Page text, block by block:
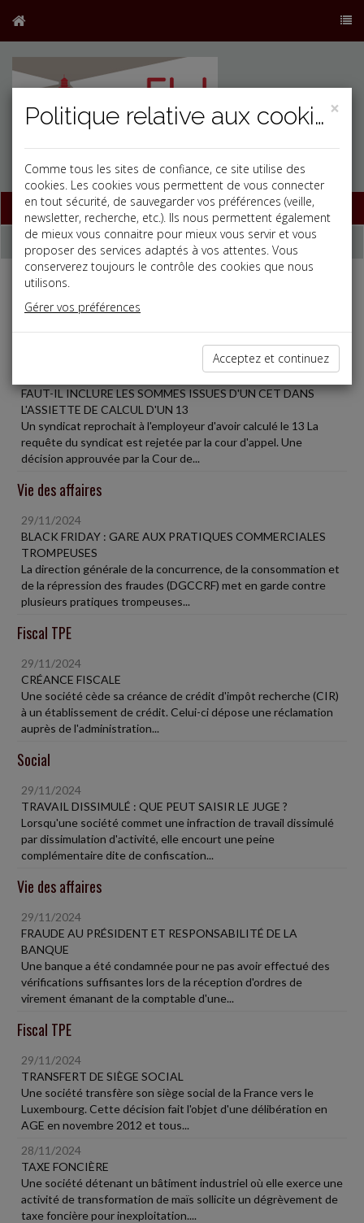
Base documentaire
Dépêches
Liste des dernières dépêches
FAUT-IL INCLURE LES SOMMES ISSUES D'UN CET DANS
L'ASSIETTE DE CALCUL D'UN 13
Un syndicat reprochait à l'employeur d'avoir calculé le 13 La
requête du syndicat est rejetée par la cour d'appel. Une
décision approuvée par la Cour de...
Vie des affaires
29/11/2024
BLACK FRIDAY : GARE AUX PRATIQUES COMMERCIALES
TROMPEUSES
La direction générale de la concurrence, de la consommation et
de la répression des fraudes (DGCCRF) met en garde contre
plusieurs pratiques trompeuses...
Fiscal TPE
29/11/2024
CRÉANCE FISCALE
Une société cède sa créance de crédit d'impôt recherche (CIR)
à un établissement de crédit. Celui-ci dépose une réclamation
auprès de l'administration...
Social
29/11/2024
TRAVAIL DISSIMULÉ : QUE PEUT SAISIR LE JUGE ?
Lorsqu'une société commet une infraction de travail dissimulé
par dissimulation d'activité, elle encourt une peine
complémentaire dite de confiscation...
Vie des affaires
29/11/2024
FRAUDE AU PRÉSIDENT ET RESPONSABILITÉ DE LA
BANQUE
Une banque a été condamnée pour ne pas avoir effectué des
vérifications suffisantes lors de la réception d'ordres de
virement émanant de la comptable d'une...
Fiscal TPE
29/11/2024
TRANSFERT DE SIÈGE SOCIAL
Une société transfère son siège social de la France vers le
Luxembourg. Cette décision fait l'objet d'une délibération en
AGE en novembre 2012 et tous...
28/11/2024
TAXE FONCIÈRE
Une société détenant un bâtiment industriel où elle exerce une
activité de transformation de maïs sollicite un dégrèvement de
taxe foncière pour inexploitation....
×
Politique relative aux cookies
Comme tous les sites de confiance, ce site utilise des
cookies. Les cookies vous permettent de vous connecter
en tout sécurité, de sauvegarder vos préférences (veille,
newsletter, recherche, etc.). Ils nous permettent également
de mieux vous connaitre pour mieux vous servir et vous
proposer des services adaptés à vos attentes. Vous
conserverez toujours le contrôle des cookies que nous
utilisons.
Gérer vos préférences
Acceptez et continuez